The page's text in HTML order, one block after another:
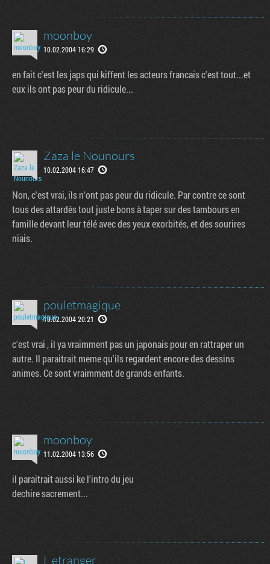
moonboy
10.02.2004 16:29
en fait c'est les japs qui kiffent les acteurs francais c'est tout...et
eux ils ont pas peur du ridicule...
Zaza le Nounours
10.02.2004 16:47
Non, c'est vrai, ils n'ont pas peur du ridicule. Par contre ce sont
tous des attardés tout juste bons à taper sur des tambours en
famille devant leur télé avec des yeux exorbités, et des sourires
niais.
pouletmagique
10.02.2004 20:21
c'est vrai , il ya vraimment pas un japonais pour en rattraper un
autre. Il paraitrait meme qu'ils regardent encore des dessins
animes. Ce sont vraimment de grands enfants.
moonboy
11.02.2004 13:56
il paraitrait aussi ke l'intro du jeu
dechire sacrement...
L etranger